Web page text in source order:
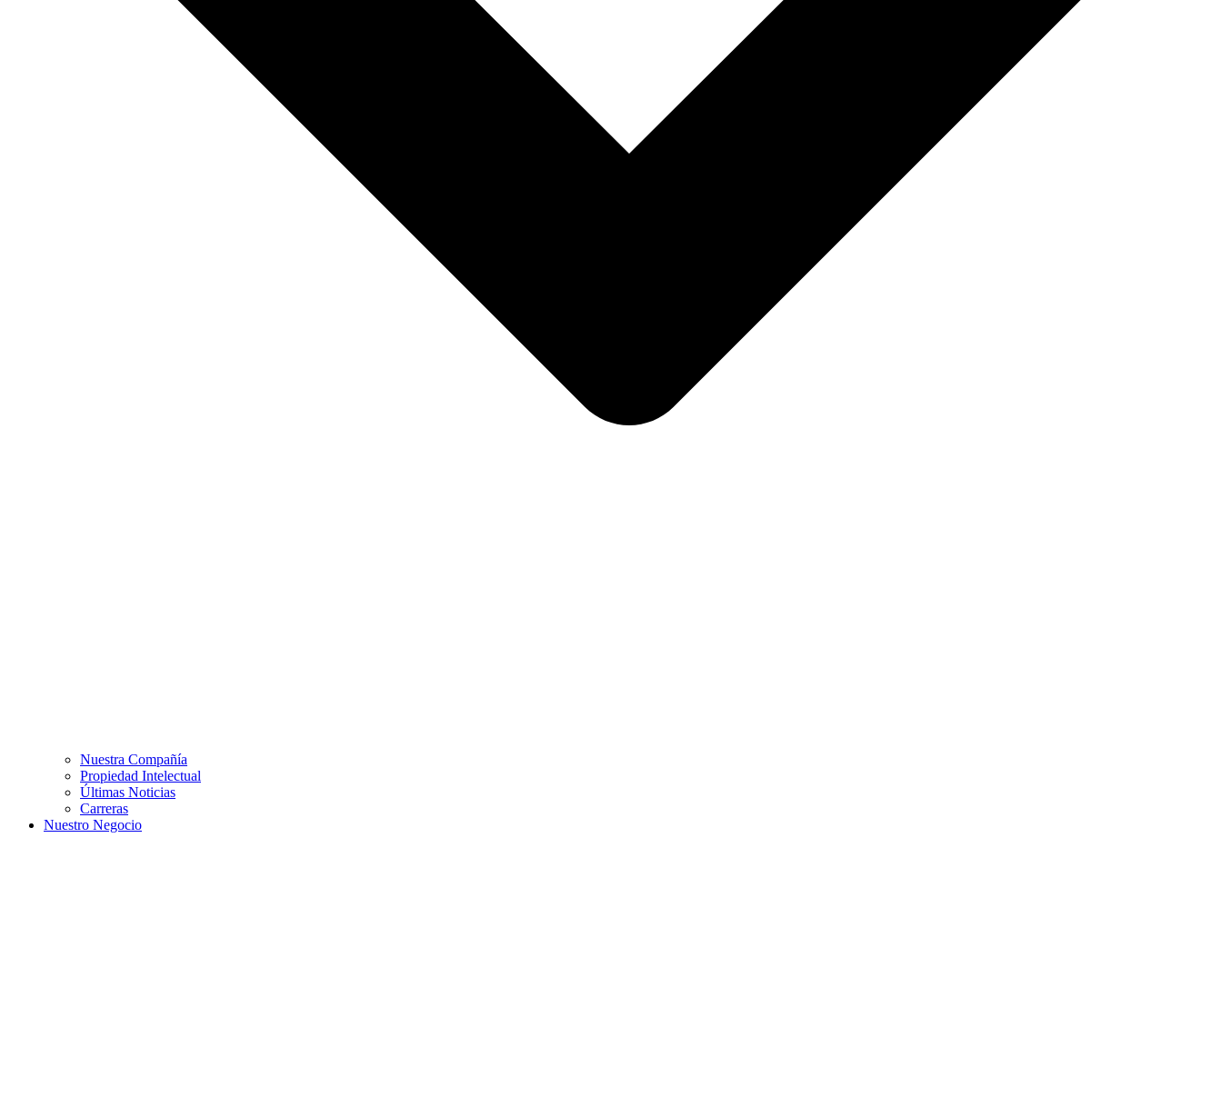
Nuestra Compañía
Propiedad Intelectual
Últimas Noticias
Carreras
Nuestro Negocio